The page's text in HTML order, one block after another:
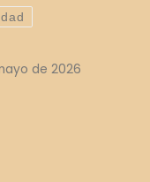
de 2026